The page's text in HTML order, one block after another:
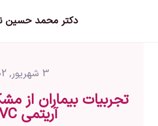
دکتر محمد حسین
3 شهریور, 1402
تجربیات بیماران از
آریتمی PVC